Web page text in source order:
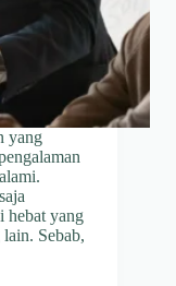
yang
hebat yang
Sebab,